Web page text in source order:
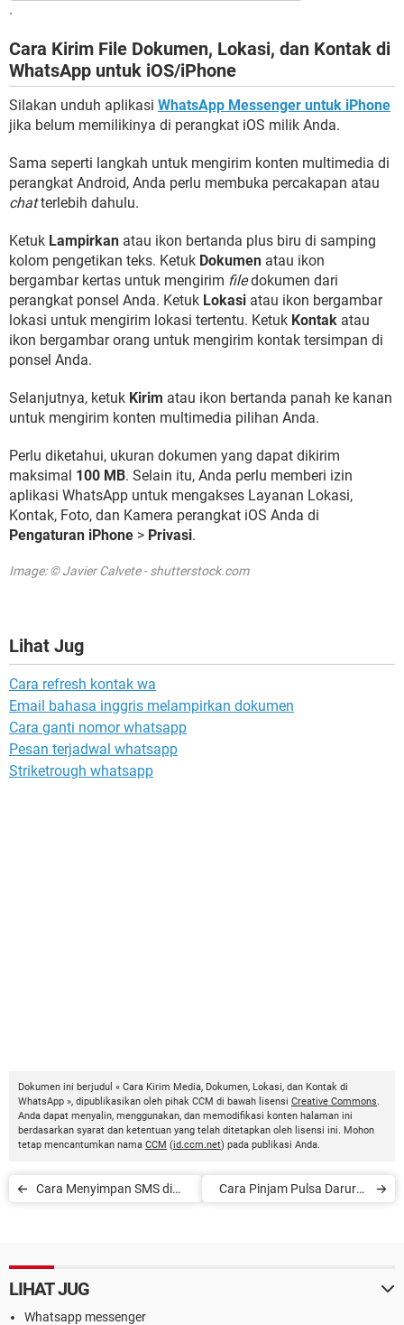
.
Cara Kirim File Dokumen, Lokasi, dan Kontak di
WhatsApp untuk iOS/iPhone
Silakan unduh aplikasi WhatsApp Messenger untuk iPhone
jika belum memilikinya di perangkat iOS milik Anda.
Sama seperti langkah untuk mengirim konten multimedia di
perangkat Android, Anda perlu membuka percakapan atau
chatterlebih dahulu.
Ketuk Lampirkan atau ikon bertanda plus biru di samping
kolom pengetikan teks. Ketuk Dokumen atau ikon
bergambar kertas untuk mengirim filedokumen dari
perangkat ponsel Anda. Ketuk Lokasi atau ikon bergambar
lokasi untuk mengirim lokasi tertentu. Ketuk Kontak atau
ikon bergambar orang untuk mengirim kontak tersimpan di
ponsel Anda.
Selanjutnya, ketuk Kirim atau ikon bertanda panah ke kanan
untuk mengirim konten multimedia pilihan Anda.
Perlu diketahui, ukuran dokumen yang dapat dikirim
maksimal 100 MB. Selain itu, Anda perlu memberi izin
aplikasi WhatsApp untuk mengakses Layanan Lokasi,
Kontak, Foto, dan Kamera perangkat iOS Anda di
Pengaturan iPhone > Privasi.
Image: © Javier Calvete - shutterstock.com
Lihat Jug
Cara refresh kontak wa
Email bahasa inggris melampirkan dokumen
Cara ganti nomor whatsapp
Pesan terjadwal whatsapp
Striketrough whatsapp
Dokumen ini berjudul « Cara Kirim Media, Dokumen, Lokasi, dan Kontak di
WhatsApp », dipublikasikan oleh pihak CCM di bawah lisensi Creative Commons.
Anda dapat menyalin, menggunakan, dan memodifikasi konten halaman ini
berdasarkan syarat dan ketentuan yang telah ditetapkan oleh lisensi ini. Mohon
tetap mencantumkan nama CCM (id.ccm.net) pada publikasi Anda.
Cara Menyimpan SMS di
Cara Pinjam Pulsa Darurat
LIHAT JUG
Whatsapp messenger